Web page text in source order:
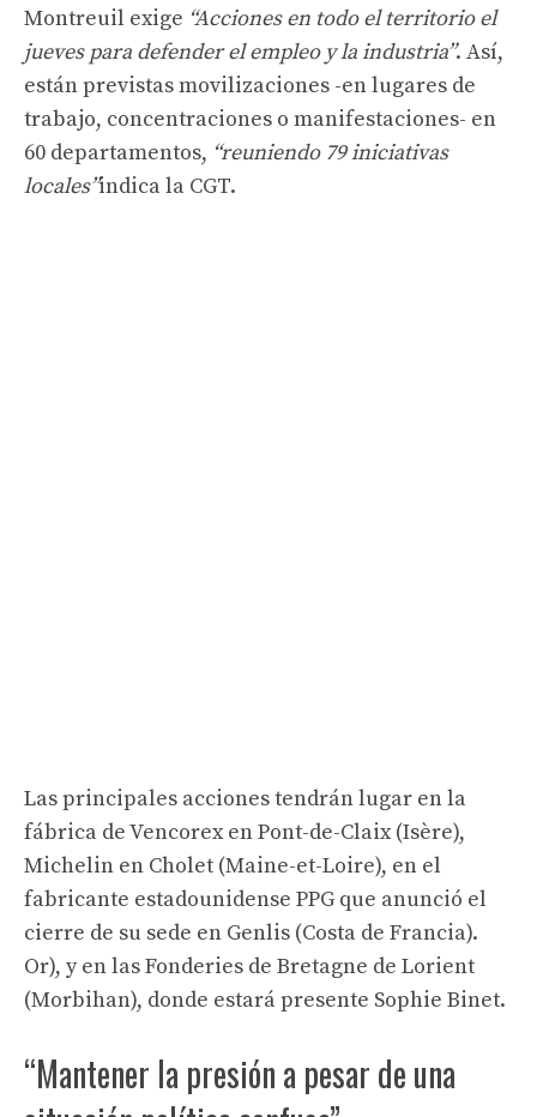
Montreuil exige “Acciones en todo el territorio el
jueves para defender el empleo y la industria”. Así,
están previstas movilizaciones -en lugares de
trabajo, concentraciones o manifestaciones- en
60 departamentos, “reuniendo 79 iniciativas
locales”indica la CGT.
Las principales acciones tendrán lugar en la
fábrica de Vencorex en Pont-de-Claix (Isère),
Michelin en Cholet (Maine-et-Loire), en el
fabricante estadounidense PPG que anunció el
cierre de su sede en Genlis (Costa de Francia).
Or), y en las Fonderies de Bretagne de Lorient
(Morbihan), donde estará presente Sophie Binet.
“Mantener la presión a pesar de una